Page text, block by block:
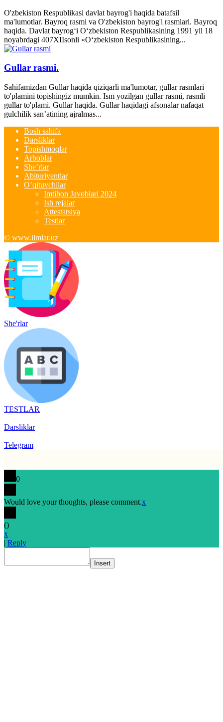
O'zbekiston Respublikasi davlat bayrog'i haqida batafsil
ma'lumotlar. Bayroq rasmi va O'zbekiston bayrog'i rasmlari. Bayroq
haqida. Davlat bayrog‘i O‘zbekiston Respublikasining 1991 yil 18
noyabrdagi 407­XII­sonli «O‘zbekiston Respublikasining...
Gullar rasmi.
Sahifamizdan Gullar haqida qiziqarli ma'lumotar, gullar rasmlari
to'plamini topishingiz mumkin. Ism yozilgan gullar rasmi, rasmli
gullar to'plami. Gullar haqida. Gullar haqidagi afsonalar nafaqat
gulchilik san’atining ajralmas...
Bosh sahifa
Darsliklar
Topishmoqlar
Arboblar
She’rlar
Abituriyentlar
O’qituvchilar
Imtihon Javoblari 2024
Ish rejalar
Attestatsiya
Testlar
© www.ilmlar.uz
She'rlar
TESTLAR
Darsliklar
Telegram
0
Would love your thoughts, please comment.x
()
x
| Reply
Insert